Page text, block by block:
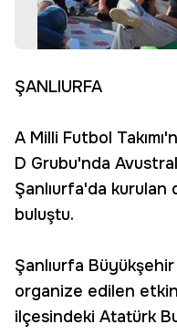
ŞANLIURFA
A Milli Futbol
D Grubu'nda
Şanlıurfa'da
buluştu.
Şanlıurfa
organize edilen
ilçesindeki Atatürk